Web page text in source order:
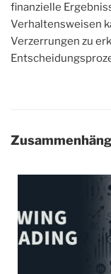
finanzielle
Verhaltensweisen
Verzerrungen zu